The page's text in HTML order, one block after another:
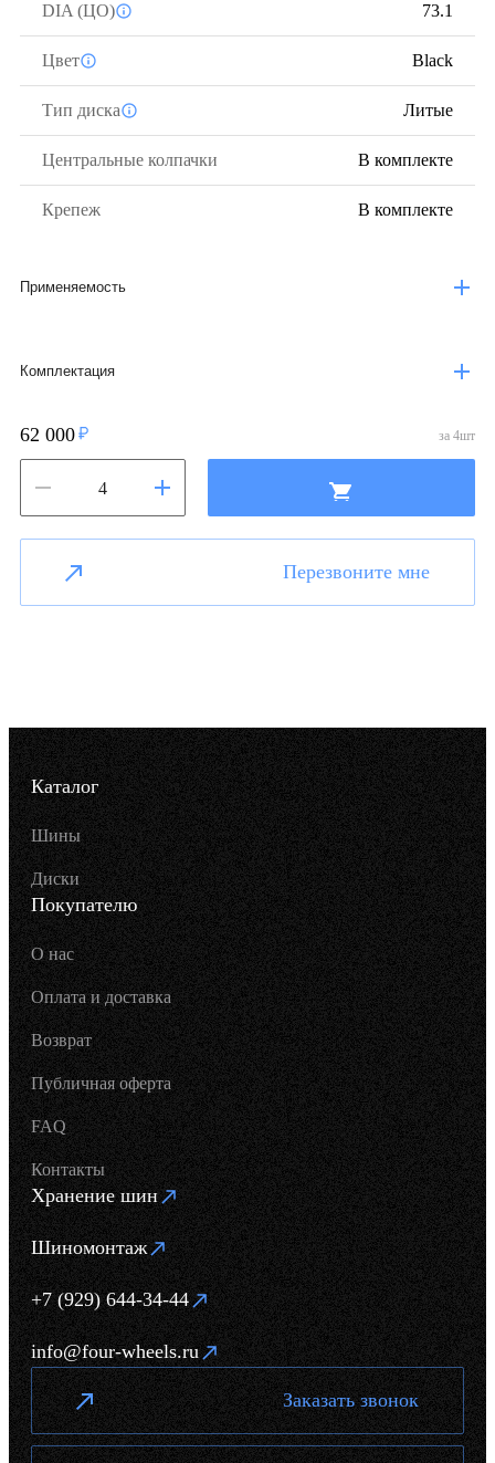
DIA (ЦО) 73.1
Цвет Black
Тип диска Литые
Центральные колпачки В комплекте
Крепеж В комплекте
Применяемость
Комплектация
62 000 за 4шт
Перезвоните мне
Каталог
Шины
Диски
Покупателю
О нас
Оплата и доставка
Возврат
Публичная оферта
FAQ
Контакты
Хранение шин
Шиномонтаж
+7 (929) 644-34-44
info@four-wheels.ru
Заказать звонок